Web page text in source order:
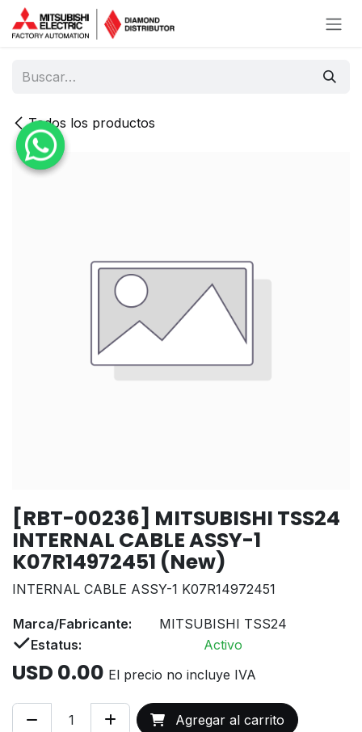
Ir al contenido
Todos los productos
[RBT-00236] MITSUBISHI TSS24
INTERNAL CABLE ASSY-1
K07R14972451 (New)
INTERNAL CABLE ASSY-1 K07R14972451
Marca/Fabricante:
MITSUBISHI TSS24
Estatus:
Activo
USD 0.00 El precio no incluye IVA
Agregar al carrito